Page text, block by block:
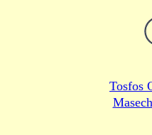
Tosfos